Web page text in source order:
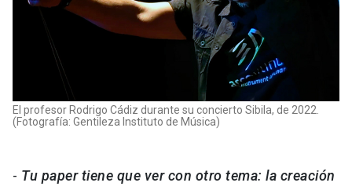
El profesor Rodrigo Cádiz durante su concierto Sibila, de 2022.
(Fotografía: Gentileza Instituto de Música)
- Tu paper tiene que ver con otro tema: la creación